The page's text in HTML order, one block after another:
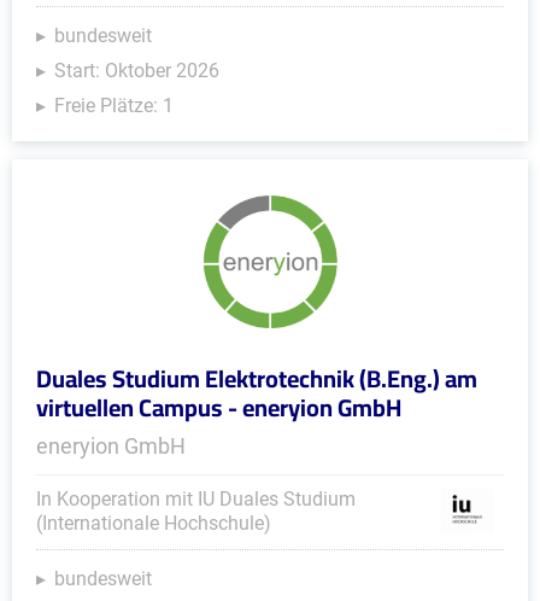
bundesweit
Start: Oktober 2026
Freie Plätze: 1
Duales Studium Elektrotechnik (B.Eng.) am
virtuellen Campus - eneryion GmbH
eneryion GmbH
In Kooperation mit IU Duales Studium
(Internationale Hochschule)
bundesweit